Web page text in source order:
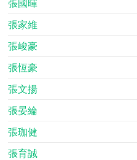
張國暉
張家維
張峻豪
張恆豪
張文揚
張晏綸
張珈健
張育誠